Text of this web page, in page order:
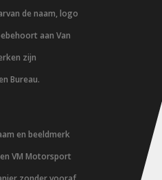
de naam, logo
aan Van
zijn
Bureau.
en beeldmerk
VM Motorsport